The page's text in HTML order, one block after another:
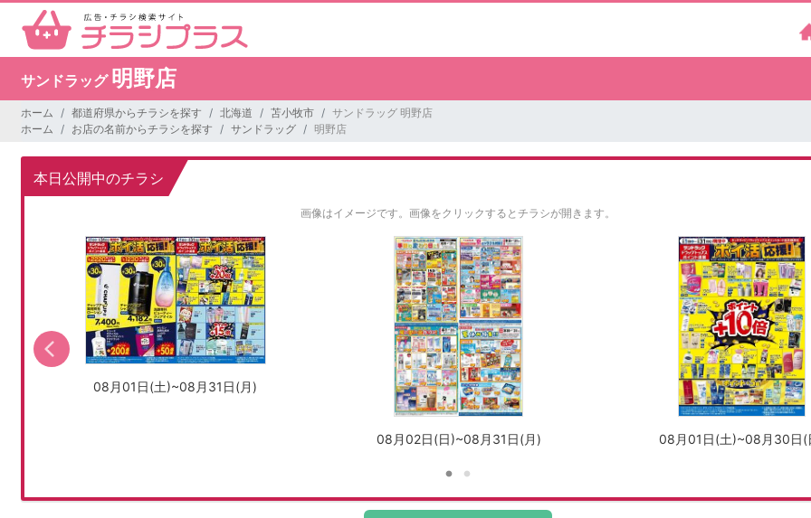
サンドラッグ 明野店
ホーム 都道府県からチラシを探す 北海道 苫小牧市
サンドラッグ 明野店
ホーム
お店の名前からチラシを探す サンドラッグ 明野店
本日公開中のチラシ
画像はイメージです。 画像をクリックするとチラシが開きます。
08月01日(土)~08月31日(月)
08月02日(日)~08月31日(月) 08月01日(土)~08月30日(